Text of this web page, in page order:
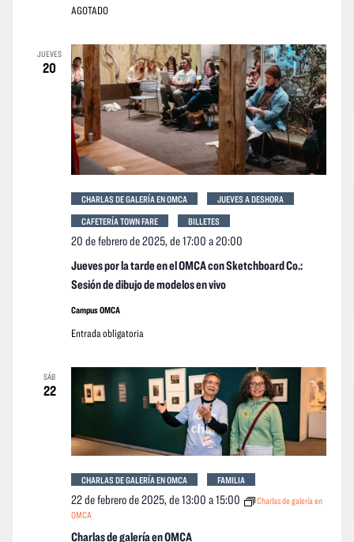
AGOTADO
JUEVES
20
Jueves por la tarde en el OMCA con Sketchboard Co.:
Sesión de dibujo de modelos en vivo
20 de febrero de 2025, de 17:00 a20:00
CHARLAS DE GALERÍA EN OMCA
JUEVES A DESHORA
CAFETERÍA TOWN FARE
BILLETES
Campus OMCA
Entrada obligatoria
SÁB
22
Charlas de galería en OMCA
22 de febrero de 2025, de 13:00 a15:00
Charlas de galería en
OMCA
CHARLAS DE GALERÍA EN OMCA FAMILIA